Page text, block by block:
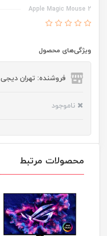
Apple Magic Mouse 2
ویژگی‌های محصول
فروشنده: تهران دیجی
ناموجود
محصولات مرتبط